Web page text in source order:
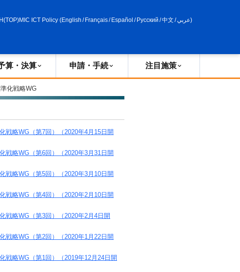
MIC ICT Policy (English / Français/ Español / Русский /中文 /عربي)
算・決算 申請・手続 注目施策
化戦略WG
略WG（第7回）（2020年4月15日開
略WG（第6回）（2020年3月31日開
略WG（第5回）（2020年3月10日開
略WG（第4回）（2020年2月10日開
略WG（第3回）（2020年2月4日開
略WG（第2回）（2020年1月22日開
略WG（第1回）（2019年12月24日開